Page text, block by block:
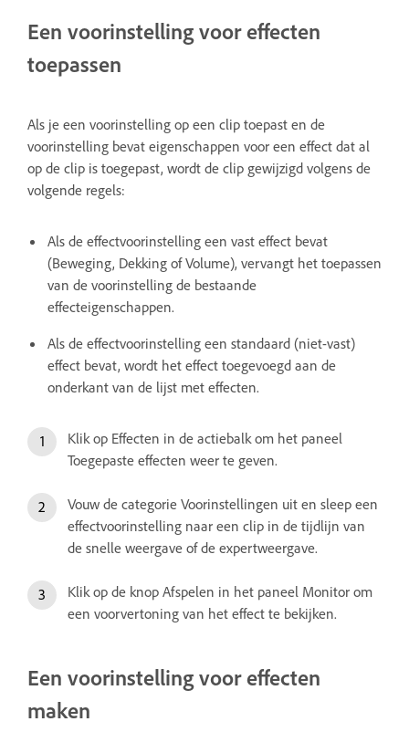
Een voorinstelling voor effecten
toepassen
Als je een voorinstelling op een clip toepast en de
voorinstelling bevat eigenschappen voor een effect dat al
op de clip is toegepast, wordt de clip gewijzigd volgens de
volgende regels:
Als de effectvoorinstelling een vast effect bevat
(Beweging, Dekking of Volume), vervangt het toepassen
van de voorinstelling de bestaande
effecteigenschappen.
Als de effectvoorinstelling een standaard (niet-vast)
effect bevat, wordt het effect toegevoegd aan de
onderkant van de lijst met effecten.
Klik op Effecten in de actiebalk om het paneel
Toegepaste effecten weer te geven.
Vouw de categorie Voorinstellingen uit en sleep een
effectvoorinstelling naar een clip in de tijdlijn van
de snelle weergave of de expertweergave.
Klik op de knop Afspelen in het paneel Monitor om
een voorvertoning van het effect te bekijken.
Een voorinstelling voor effecten
maken